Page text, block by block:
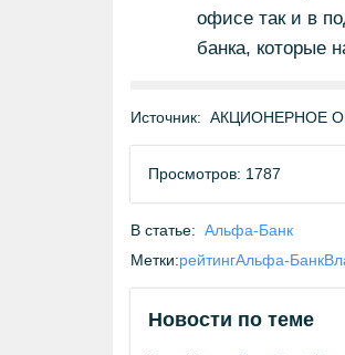
офисе так и в
банка, которые
Источник: АКЦИОНЕРНОЕ
Просмотров: 1787
В статье: Альфа-Банк
Метки:рейтингАльфа-Банк
Новости по теме